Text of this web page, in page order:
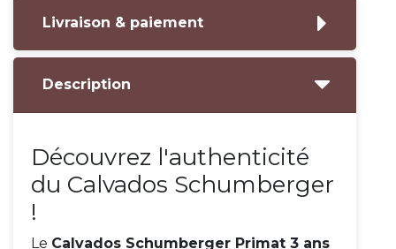
Livraison & paiement
Description
Découvrez l'authenticité
du Calvados Schumberger
!
Le Calvados Schumberger Primat 3 ans